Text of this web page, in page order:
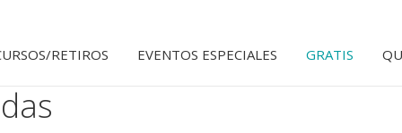
RETIROS EVENTOS ESPECIALES GRATIS